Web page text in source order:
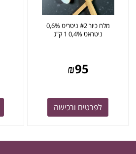
מלח כיור #2 ניטריט 0,6%
ניטראט 0,4% 1 ק"ג
₪95
לפרטים ורכישה